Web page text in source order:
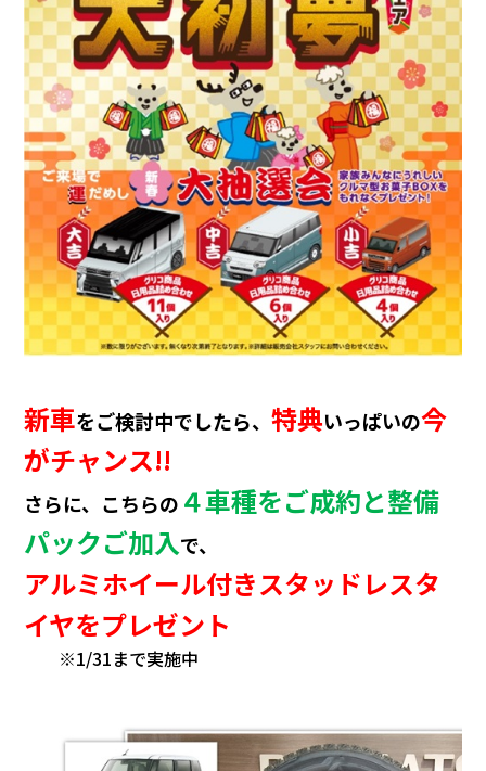
新車をご検討中でしたら、特典いっぱいの今
がチャンス!!
さらに、 こちらの ４車種をご成約と整備
パックご加入で、
アルミホイール付きスタッドレスタ
イヤをプレゼント
※1/31まで実施中